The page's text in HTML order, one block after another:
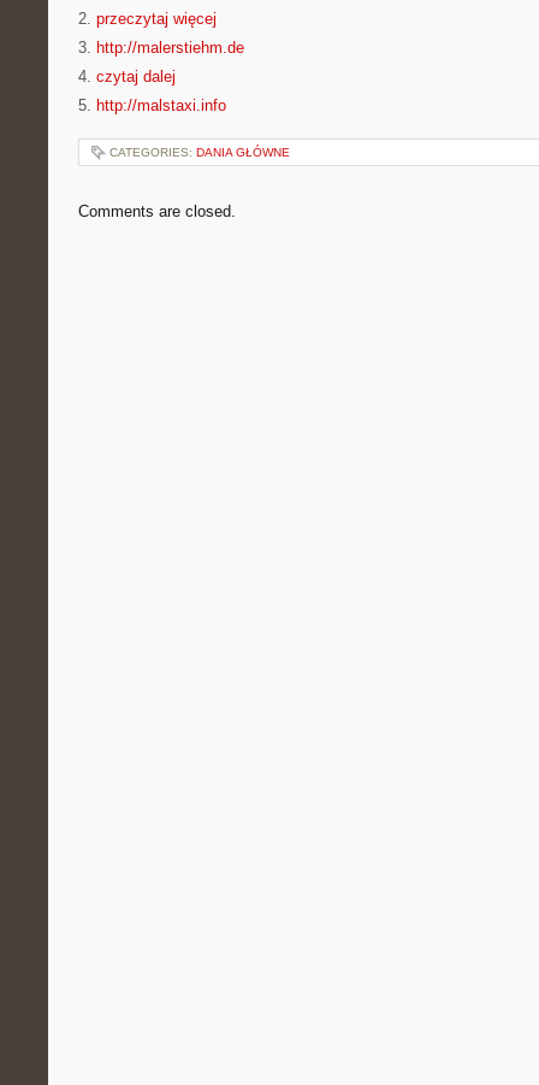
2. przeczytaj więcej
3. http://malerstiehm.de
4. czytaj dalej
5. http://malstaxi.info
CATEGORIES: DANIA GŁÓWNE
Comments are closed.